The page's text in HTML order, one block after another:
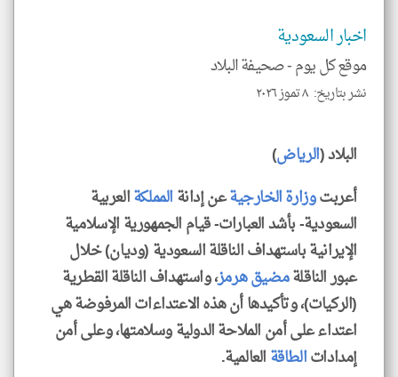
اخبار السعودية
موقع كل يوم -صحيفة البلاد
نشر بتاريخ: ٨ تموز ٢٠٢٦
البلاد (الرياض)
أعربتوزارة الخارجيةعن إدانةالمملكةالعربية
السعودية- بأشد العبارات- قيام الجمهورية الإسلامية
الإيرانية باستهداف الناقلة السعودية (وديان) خلال
عبور الناقلةمضيق هرمز، واستهداف الناقلة القطرية
(الركيات)، وتأكيدها أن هذه الاعتداءات المرفوضة هي
اعتداء على أمن الملاحة الدولية وسلامتها، وعلى أمن
إمداداتالطاقةالعالمية.
klyoum.com